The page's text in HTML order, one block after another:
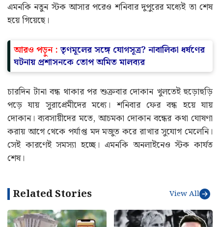
এমনকি নতুন স্টক আসার পরেও শনিবার দুপুরের মধ্যেই তা শেষ
হয়ে গিয়েছে।
আরও পড়ুন :তৃণমূলের সঙ্গে যোগসূত্র? নাবালিকা ধর্ষণের
ঘটনায় প্রশাসনকে তোপ অমিত মালব্যর
চারদিন টানা বন্ধ থাকার পর শুক্রবার দোকান খুলতেই হুড়োহুড়ি
পড়ে যায় সুরাপ্রেমীদের মধ্যে। শনিবার ফের বন্ধ হয়ে যায়
দোকান। ব্যবসায়ীদের মতে, আচমকা দোকান বন্ধের কথা ঘোষণা
করায় আগে থেকে পর্যাপ্ত মদ মজুত করে রাখার সুযোগ মেলেনি।
সেই কারণেই সমস্যা হচ্ছে। এমনকি অনলাইনেও স্টক কার্যত
শেষ।
Related Stories View All